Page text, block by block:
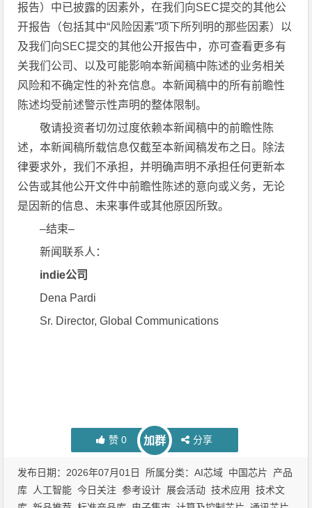
报告）中已披露的因素外，在我们向SEC提交的其他公
开报告（包括其中“风险因素”项下所列明的那些因素）以
及我们向SEC提交的其他公开报告中，亦可查看更多有
关我们公司、以及可能影响本新闻稿中陈述的业务相关
风险和不确定性的补充信息。本新闻稿中的所有前瞻性
陈述均受前述警示性声明的整体限制。
敬请投资者切勿过度依赖本新闻稿中的前瞻性陈
述，本新闻稿所载信息仅截至本新闻稿发布之日。除法
律要求外，我们不承担，并明确声明不承担任何更新本
公告或其他公开文件中前瞻性陈述的意向或义务，无论
是因新的信息、未来事件或其他原因所致。
‒结束‒
新闻联系人：
indie公司
Dena Pardi
Sr. Director, Global Communications
赞 0 加群 分享
发布日期：2026年07月01日 所属分类：AI芯域 中国芯片
产品
库
人工智能 今日关注 参考设计 展会活动 技术应用
技术文